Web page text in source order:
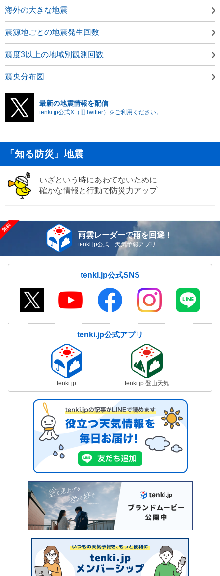
海外の大きな地震
震源地ごとの地震発生回数
震度3以上の地域別観測回数
震央分布図
最新の地震情報を配信
tenki.jp公式X（旧Twitter）をご利用ください。
「知る防災」地震
いざという時にあわてないために
確かな情報と行動で防災力アップ
雨雲レーダーで雨を回避！
tenki.jp公式 天気予報アプリ
tenki.jp公式SNS
tenki.jp公式アプリ
tenki.jp tenki.jp 登山天気